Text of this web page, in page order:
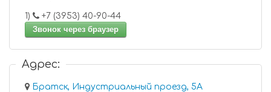
1)
+7 (3953) 40-90-44
Звонок через браузер
Адрес:
Братск, Индустриальный проезд, 5А